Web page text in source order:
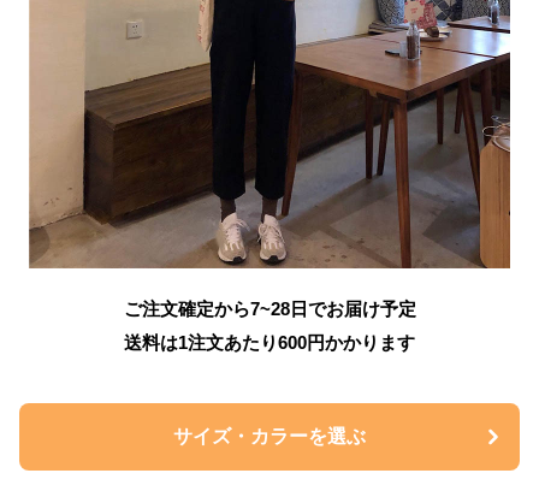
ご注文確定から7~28日でお届け予定
送料は1注文あたり600円かかります
サイズ・カラーを選ぶ